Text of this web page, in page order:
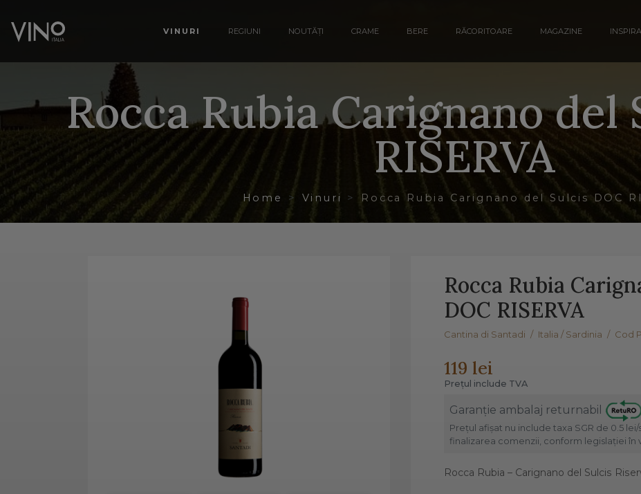
VINURI REGIUNI NOUTĂȚI CRAME BERE RĂCORITOARE MAGAZINE
Rocca Rubia Carignano del
RISERVA
Home Vinuri Rocca Rubia Carignano del Sulcis DOC
Rocca Rubia
DOC RISERVA
Cantina di Santadi / Italia / Sardinia / Cod
119 lei
Prețul include TVA
Garanție ambalaj returnabil
Prețul afișat nu include taxa SGR de 0.5
finalizarea comenzii, conform legislației în
Rocca Rubia – Carignano del Sulcis